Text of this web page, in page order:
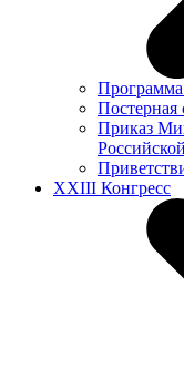
Программа
Постерная
Приказ
XXIII Конгресс